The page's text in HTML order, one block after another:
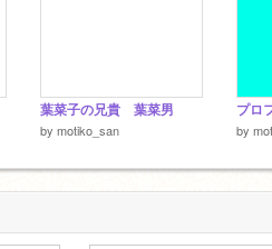
葉菜子の兄貴 葉菜男
by motiko_san
プロ
by